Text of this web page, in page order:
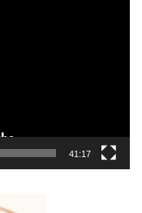
41:17